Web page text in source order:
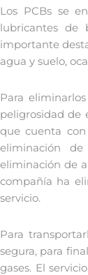
Los PCBs se
lubricantes de
importante
agua y suelo,
Para
peligrosidad de
que cuenta
eliminación
eliminación de
compañía ha
servicio.
Para
segura, para
gases. El